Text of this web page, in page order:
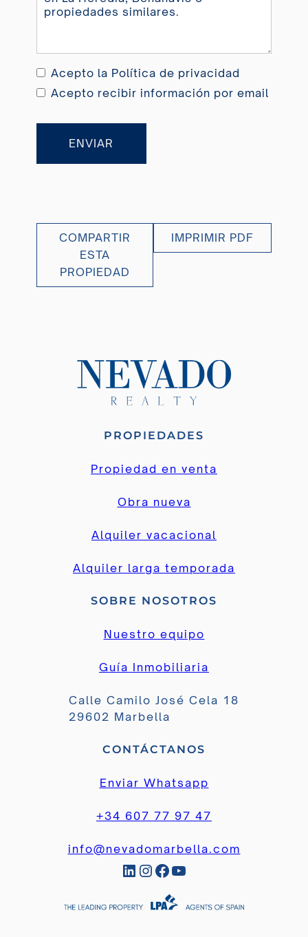
Acepto la Política de privacidad
Acepto recibir información por email
ENVIAR
COMPARTIR
ESTA
PROPIEDAD
IMPRIMIR PDF
PROPIEDADES
Propiedad en venta
Obra nueva
Alquiler vacacional
Alquiler larga temporada
SOBRE NOSOTROS
Nuestro equipo
Guía Inmobiliaria
Calle Camilo José Cela 18
29602 Marbella
CONTÁCTANOS
Enviar Whatsapp
+34 607 77 97 47
info@nevadomarbella.com
LinkedIn InstagramFacebook YouTube